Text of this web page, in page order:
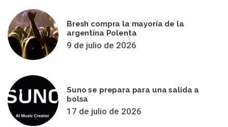
Bresh compra la mayoría de la
argentina Polenta
9 de julio de 2026
Suno se prepara para una salida a
bolsa
17 de julio de 2026